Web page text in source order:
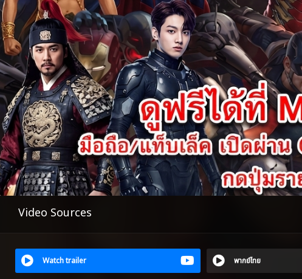
Video Sources
Watch trailer พากย์ไทย